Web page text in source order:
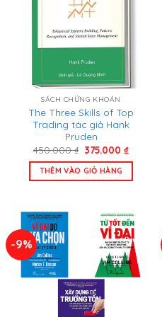
SÁCH CHỨNG KHOÁN
The Three Skills of Top
Trading tác giả Hank
Pruden
450.000₫ Giá
là:
450.000 ₫.
375.000₫Giá
THÊM VÀO GIỎ HÀNG
-9%